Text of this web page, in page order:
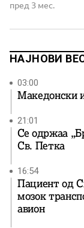
пред 3 мес.
НАЈНОВИ
03:00
Македонски
21:01
Се одржаа
Св. Петка
16:54
Пациент од
мозок
авион